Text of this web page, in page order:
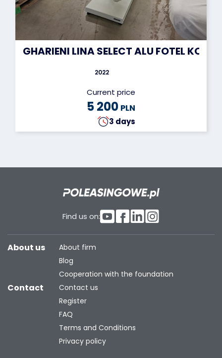
GHARIENI LINA SELECT ALU FOTEL
2022
Current price
5 200 PLN
3 days
Find us on:
About us
About firm
Blog
Cooperation with the foundation
Contact
Contact us
Register
FAQ
Terms and Conditions
Privacy policy